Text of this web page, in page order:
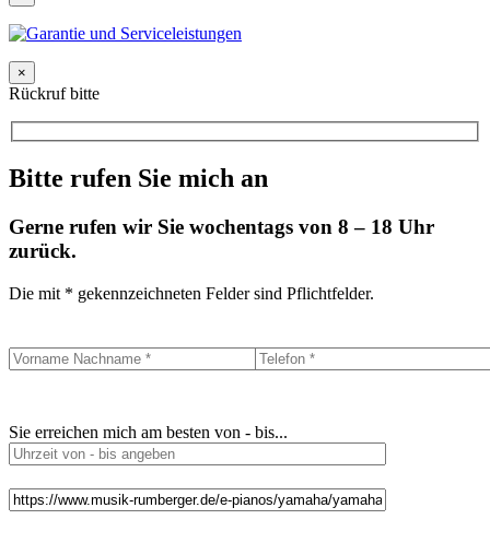
×
Rückruf bitte
Bitte rufen Sie mich an
Gerne rufen wir Sie wochentags von 8 – 18 Uhr
zurück.
Die mit * gekennzeichneten Felder sind Pflichtfelder.
Sie erreichen mich am besten von - bis...